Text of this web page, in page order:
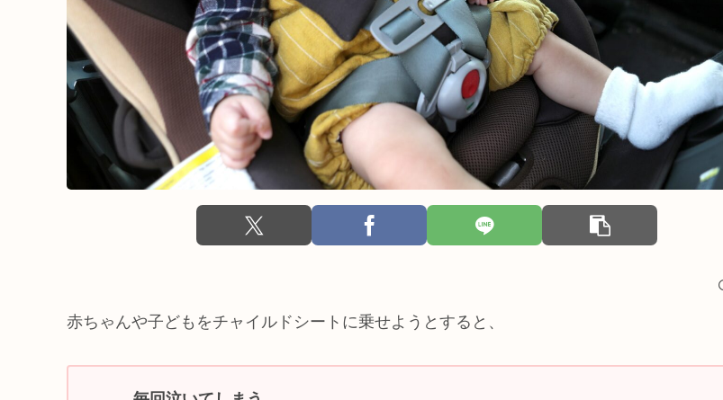
赤ちゃんや子どもをチャイルドシートに乗せようとすると、